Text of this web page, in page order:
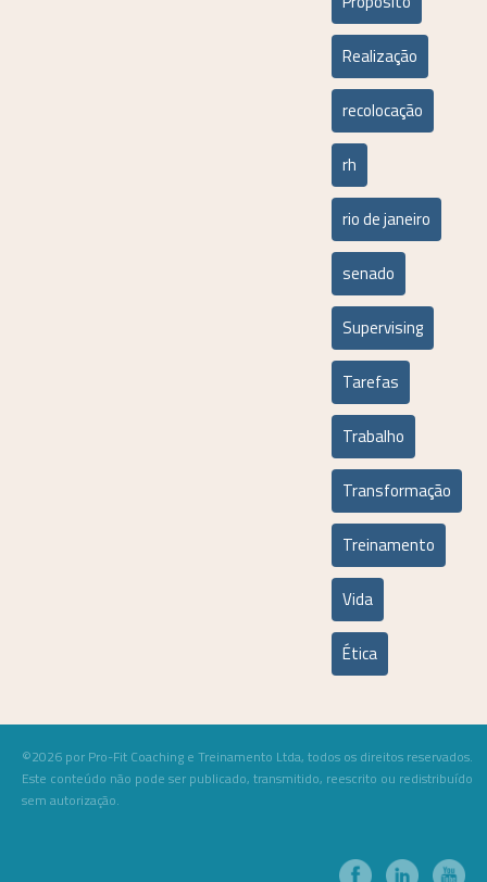
Realização
recolocação
rh
rio de janeiro
senado
Supervising
Tarefas
Trabalho
Transformação
Treinamento
Vida
Ética
©2026 por Pro-Fit Coaching e Treinamento Ltda, todos os direitos reservados.
Este conteúdo não pode ser publicado, transmitido, reescrito ou redistribuído
sem autorização.